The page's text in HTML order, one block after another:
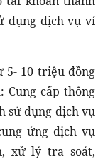
dụng dịch vụ ví
5- 10 triệu đồng
cấp thông
sử dụng dịch vụ
ứng dịch vụ
xử lý tra soát,